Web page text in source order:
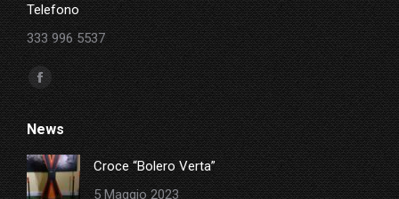
Telefono
333 996 5537
Ci puoi trovare su:
Facebook
page
opens
in
new
News
Croce “Bolero Verta”
5 Maggio 2023